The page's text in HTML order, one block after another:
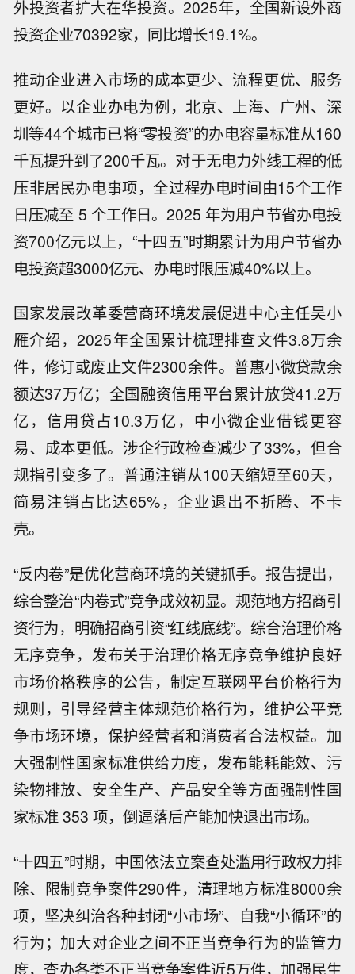
外投资者扩大在华投资。2025年，全国新设外商
投资企业70392家，同比增长19.1%。
推动企业进入市场的成本更少、流程更优、服务
更好。以企业办电为例，北京、上海、广州、深
圳等44个城市已将“零投资”的办电容量标准从160
千瓦提升到了200千瓦。对于无电力外线工程的低
压非居民办电事项，全过程办电时间由15个工作
日压减至 5 个工作日。2025 年为用户节省办电投
资700亿元以上，“十四五”时期累计为用户节省办
电投资超3000亿元、办电时限压减40%以上。
国家发展改革委营商环境发展促进中心主任吴小
雁介绍，2025年全国累计梳理排查文件3.8万余
件，修订或废止文件2300余件。普惠小微贷款余
额达37万亿；全国融资信用平台累计放贷41.2万
亿，信用贷占10.3万亿，中小微企业借钱更容
易、成本更低。涉企行政检查减少了33%，但合
规指引变多了。普通注销从100天缩短至60天，
简易注销占比达65%，企业退出不折腾、不卡
壳。
“反内卷”是优化营商环境的关键抓手。报告提出，
综合整治“内卷式”竞争成效初显。规范地方招商引
资行为，明确招商引资“红线底线”。综合治理价格
无序竞争，发布关于治理价格无序竞争维护良好
市场价格秩序的公告，制定互联网平台价格行为
规则，引导经营主体规范价格行为，维护公平竞
争市场环境，保护经营者和消费者合法权益。加
大强制性国家标准供给力度，发布能耗能效、污
染物排放、安全生产、产品安全等方面强制性国
家标准 353 项，倒逼落后产能加快退出市场。
“十四五”时期，中国依法立案查处滥用行政权力排
除、限制竞争案件290件，清理地方标准8000余
项，坚决纠治各种封闭“小市场”、自我“小循环”的
行为；加大对企业之间不正当竞争行为的监管力
度，查办各类不正当竞争案件近5万件，加强民生